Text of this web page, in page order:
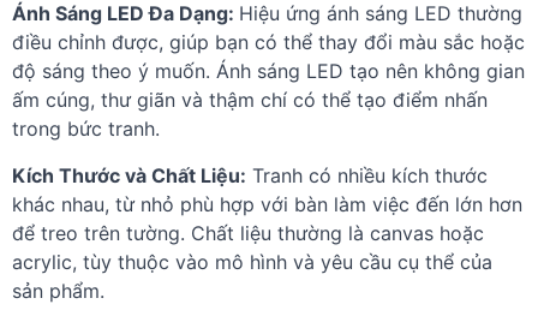
Ánh Sáng LED Đa Dạng: Hiệu ứng ánh sáng LED thường
điều chỉnh được, giúp bạn có thể thay đổi màu sắc hoặc
độ sáng theo ý muốn. Ánh sáng LED tạo nên không gian
ấm cúng, thư giãn và thậm chí có thể tạo điểm nhấn
trong bức tranh.
Kích Thước và Chất Liệu: Tranh có nhiều kích thước
khác nhau, từ nhỏ phù hợp với bàn làm việc đến lớn hơn
để treo trên tường. Chất liệu thường là canvas hoặc
acrylic, tùy thuộc vào mô hình và yêu cầu cụ thể của
sản phẩm.